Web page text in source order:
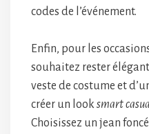
codes de l’événement.
Enfin, pour les
souhaitez rester
veste de costume et
créer un look smart
Choisissez un jean